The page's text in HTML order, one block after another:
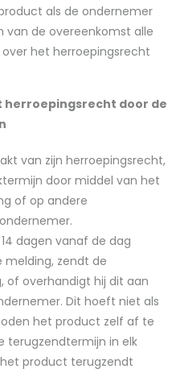
als de ondernemer
van de overeenkomst alle
het herroepingsrecht
herroepingsrecht door de
van zijn herroepingsrecht,
door middel van het
of op andere
dagen vanaf de dag
melding, zendt de
overhandigt hij dit aan
Dit hoeft niet als
het product zelf af te
terugzendtermijn in elk
product terugzendt